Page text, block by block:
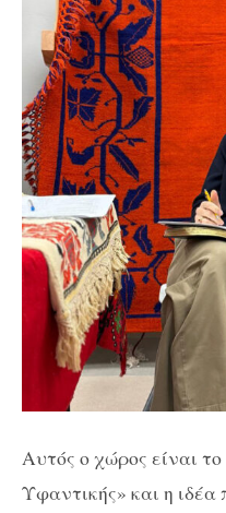
Αυτός ο χώρος είναι
Υφαντικής» και η ιδέα